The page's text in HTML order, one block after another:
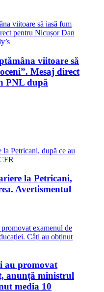
viitoare să
Mesaj direct
PNL după
la Petricani,
Avertismentul
au promovat
anunță ministrul
media 10